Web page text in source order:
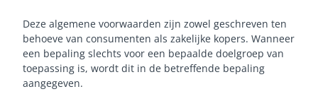
Deze algemene voorwaarden zijn zowel geschreven ten
behoeve van consumenten als zakelijke kopers. Wanneer
een bepaling slechts voor een bepaalde doelgroep van
toepassing is, wordt dit in de betreffende bepaling
aangegeven.